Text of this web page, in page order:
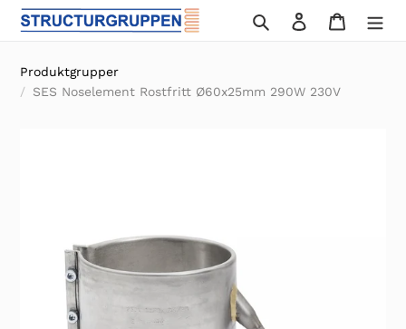
vidare
innehåll
Sök Logga in
Produktgrupper
SES Noselement Rostfritt Ø60x25mm 290W 230V